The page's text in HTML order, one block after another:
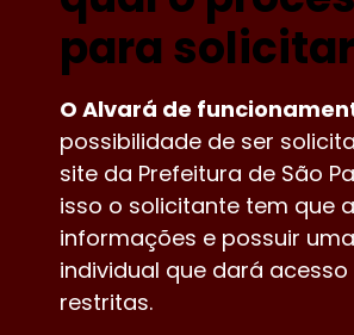
para
O Alvará de
possibilidade de ser
site da Prefeitura de São
isso o solicitante tem que
informações e possuir
individual que dará
restritas.